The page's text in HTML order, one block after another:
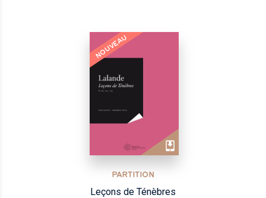
NOUVEAU
PARTITION
Leçons de Ténèbres